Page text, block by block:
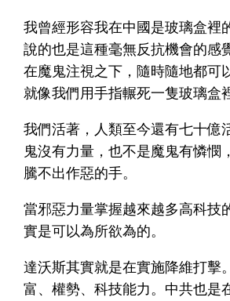
我曾經形容我在中國是玻璃盒裡
說的也是這種毫無反抗機會的感
在魔鬼注視之下，隨時隨地都可
就像我們用手指輾死一隻玻璃盒
我們活著，人類至今還有七十億
鬼沒有力量，也不是魔鬼有憐憫
騰不出作惡的手。
當邪惡力量掌握越來越多高科技
實是可以為所欲為的。
達沃斯其實就是在實施降維打擊
富、權勢、科技能力。中共也是